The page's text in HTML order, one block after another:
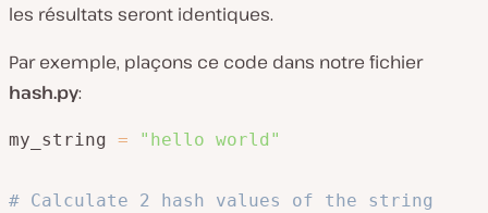
les résultats seront identiques.
Par exemple, plaçons ce code dans notre fichier
hash.py:
my_string = "hello world"
# Calculate 2 hash values of the string